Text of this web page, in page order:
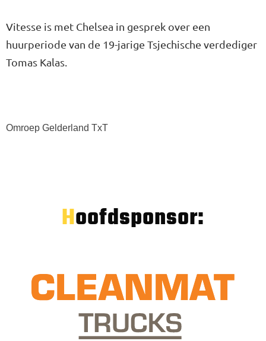
Vitesse is met Chelsea in gesprek over een
huurperiode van de 19-jarige Tsjechische verdediger
Tomas Kalas.
Omroep Gelderland TxT
Hoofdsponsor: